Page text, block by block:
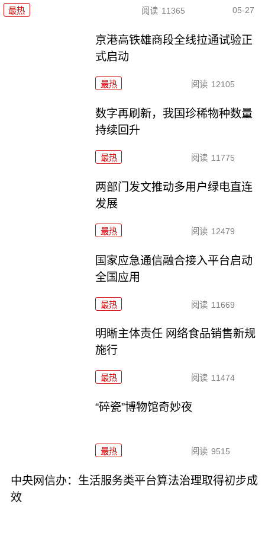
最热 阅读 11365 05-27
京港高铁雄商段全线拉通试验正
式启动
最热 阅读 12105
数字再刷新，我国珍稀物种数量
持续回升
最热 阅读 11775
两部门发文推动多用户绿电直连
发展
最热 阅读 12479
国家应急通信融合接入平台启动
全国应用
最热 阅读 11669
明晰主体责任 网络食品销售新规
施行
最热 阅读 11474
“碎瓷”博物馆奇妙夜
最热 阅读 9515
中央网信办：生活服务类平台算法治理取得初步成
效